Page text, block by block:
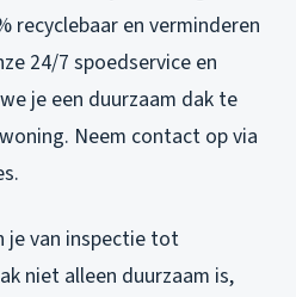
recyclebaar en verminderen
24/7 spoedservice en
je een duurzaam dak te
Neem contact op via
je van inspectie tot
niet alleen duurzaam is,